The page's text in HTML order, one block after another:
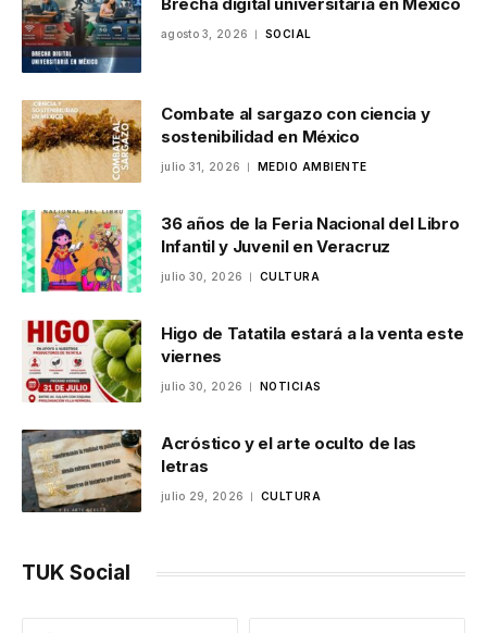
agosto 3, 2026 SOCIAL
Combate al sargazo con ciencia y
sostenibilidad en México
julio 31, 2026 MEDIO AMBIENTE
36 años de la Feria Nacional del Libro
Infantil y Juvenil en Veracruz
julio 30, 2026 CULTURA
Higo de Tatatila estará a la venta este
viernes
julio 30, 2026 NOTICIAS
Acróstico y el arte oculto de las
letras
julio 29, 2026 CULTURA
TUK Social